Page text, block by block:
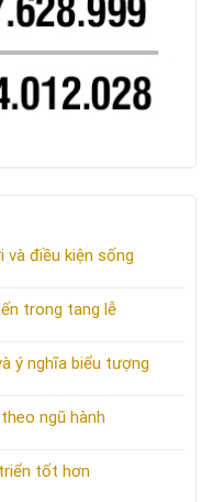
và điều kiện sống
trong tang lễ
ý nghĩa biểu tượng
ngũ hành
tốt hơn